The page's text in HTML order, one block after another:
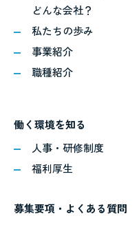
どんな会社？
私たちの歩み
事業紹介
職種紹介
働く環境を知る
人事・研修制度
福利厚生
募集要項・よくある質問